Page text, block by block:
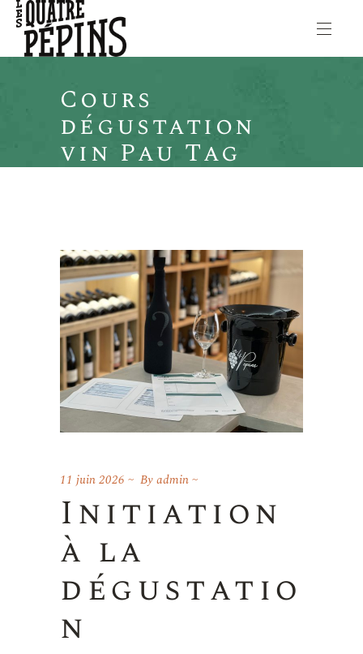
Cours
dégustation
vin Pau Tag
11 juin 2026 Byadmin
Initiation
à la
dégustatio
n